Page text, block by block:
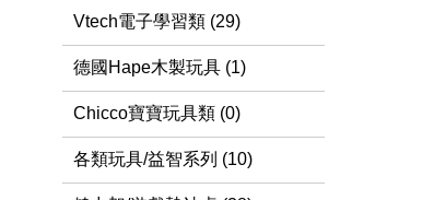
Vtech電子學習類 (29)
德國Hape木製玩具 (1)
Chicco寶寶玩具類 (0)
各類玩具/益智系列 (10)